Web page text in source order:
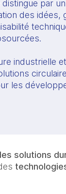
distingue par
des idées,
industrielle
les
solutions